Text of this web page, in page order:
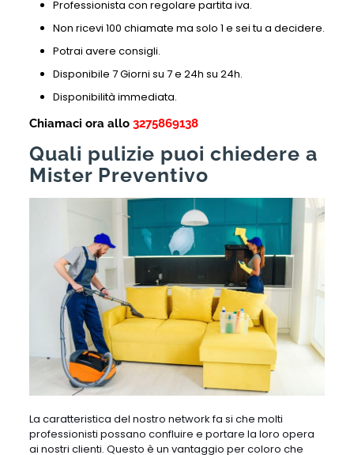
Professionista con regolare partita iva.
Non ricevi 100 chiamate ma solo 1 e sei tu a decidere.
Potrai avere consigli.
Disponibile 7 Giorni su 7 e 24h su 24h.
Disponibilità immediata.
Chiamaci ora allo 3275869138
Quali pulizie puoi chiedere a
Mister Preventivo
La caratteristica del nostro network fa si che molti
professionisti possano confluire e portare la loro opera
ai nostri clienti. Questo è un vantaggio per coloro che